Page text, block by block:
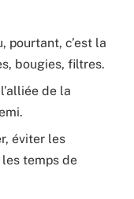
pourtant, c’est la
bougies, filtres.
de la
éviter les
temps de